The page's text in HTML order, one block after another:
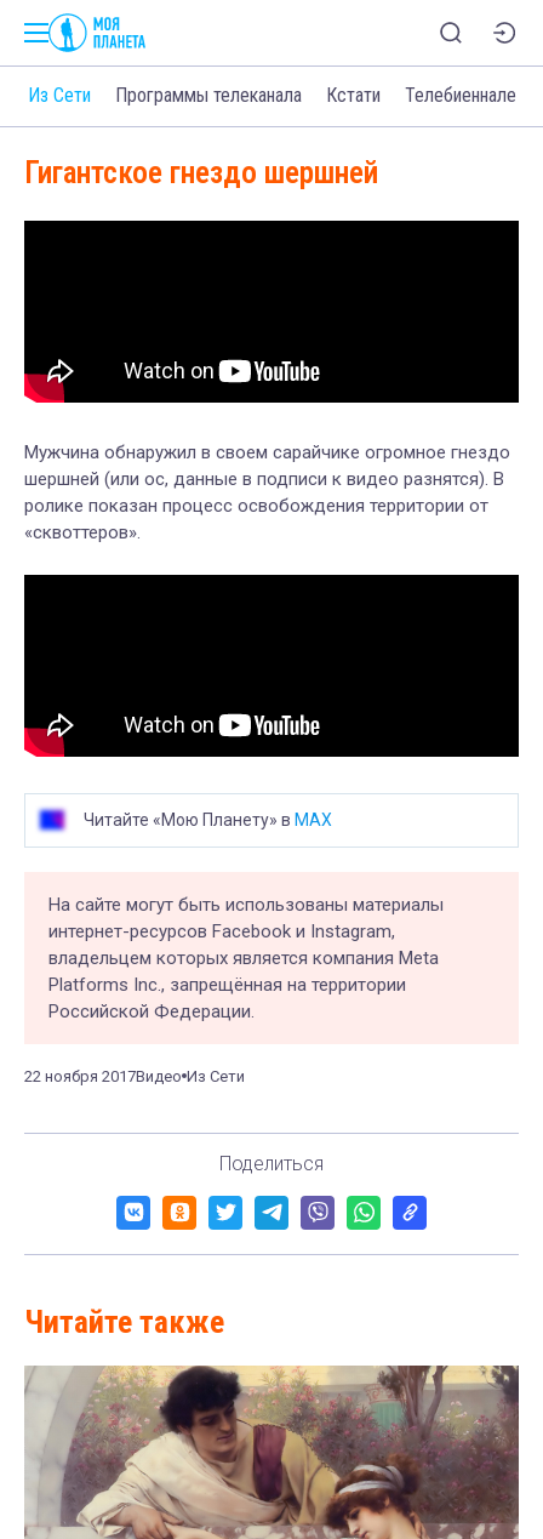
Из Сети Программы телеканала Кстати Телебиеннале
Гигантское гнездо шершней
Мужчина обнаружил в своем сарайчике огромное гнездо
шершней (или ос, данные в подписи к видео разнятся). В
ролике показан процесс освобождения территории от
«сквоттеров».
Читайте «Мою Планету» в MAX
На сайте могут быть использованы материалы
интернет-ресурсов Facebook и Instagram,
владельцем которых является компания Meta
Platforms Inc., запрещённая на территории
Российской Федерации.
22 ноября 2017Видео Из Сети
Поделиться
Читайте также